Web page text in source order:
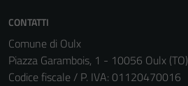
CONTATTI
Comune di Oulx
Piazza Garambois, 1 - 10056 Oulx (TO)
Codice fiscale / P. IVA: 01120470016